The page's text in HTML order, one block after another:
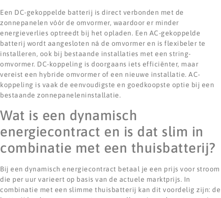
Een DC-gekoppelde batterij is direct verbonden met de
zonnepanelen vóór de omvormer, waardoor er minder
energieverlies optreedt bij het opladen. Een AC-gekoppelde
batterij wordt aangesloten ná de omvormer en is flexibeler te
installeren, ook bij bestaande installaties met een string-
omvormer. DC-koppeling is doorgaans iets efficiënter, maar
vereist een hybride omvormer of een nieuwe installatie. AC-
koppeling is vaak de eenvoudigste en goedkoopste optie bij een
bestaande zonnepaneleninstallatie.
Wat is een dynamisch
energiecontract en is dat slim in
combinatie met een thuisbatterij?
Bij een dynamisch energiecontract betaal je een prijs voor stroom
die per uur varieert op basis van de actuele marktprijs. In
combinatie met een slimme thuisbatterij kan dit voordelig zijn: de